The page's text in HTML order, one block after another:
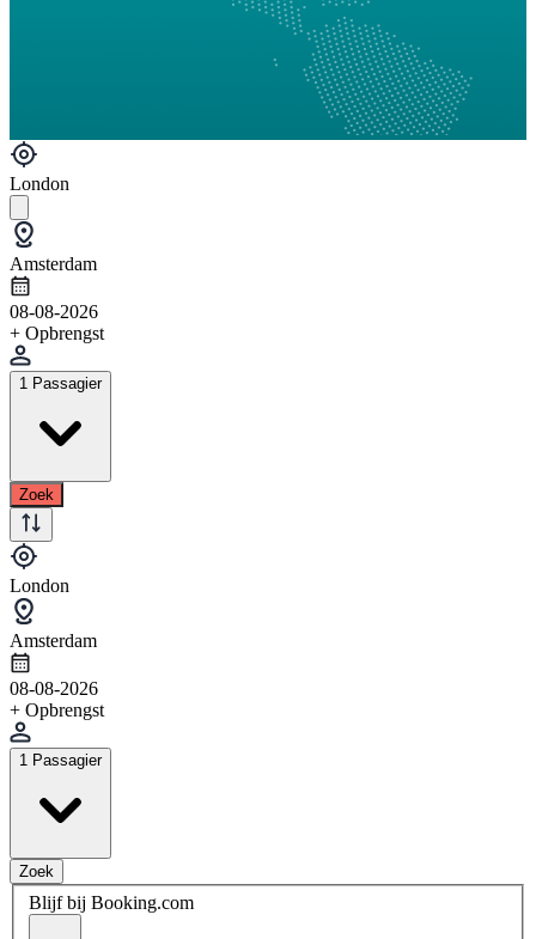
London
Amsterdam
08-08-2026
+ Opbrengst
1 Passagier
Zoek
London
Amsterdam
08-08-2026
+ Opbrengst
1 Passagier
Zoek
Blijf bij Booking.com